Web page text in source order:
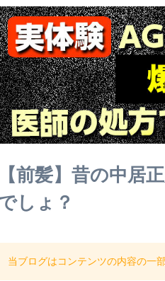
【前髪】昔の中居
しょ？
当ブログはコンテンツの内容の一